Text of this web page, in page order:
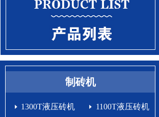
制砖机
1300T液压砖机 1100T液压砖机